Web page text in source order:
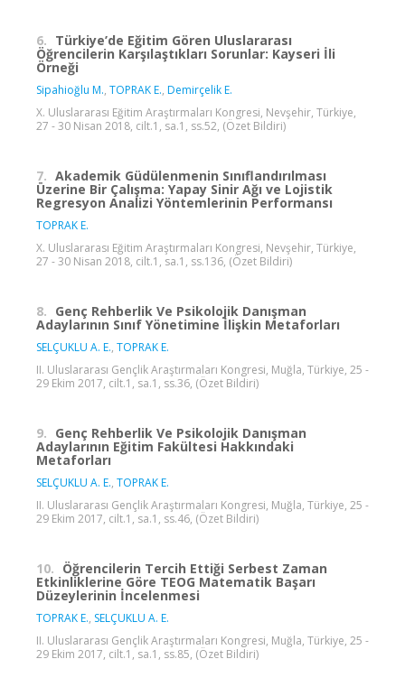
6. Türkiye’de Eğitim Gören Uluslararası
Öğrencilerin Karşılaştıkları Sorunlar: Kayseri İli
Örneği
Sipahioğlu M., TOPRAK E., Demirçelik E.
X. Uluslararası Eğitim Araştırmaları Kongresi, Nevşehir, Türkiye,
27 - 30 Nisan 2018, cilt.1, sa.1, ss.52, (Özet Bildiri)
7. Akademik Güdülenmenin Sınıflandırılması
Üzerine Bir Çalışma: Yapay Sinir Ağı ve Lojistik
Regresyon Analizi Yöntemlerinin Performansı
TOPRAK E.
X. Uluslararası Eğitim Araştırmaları Kongresi, Nevşehir, Türkiye,
27 - 30 Nisan 2018, cilt.1, sa.1, ss.136, (Özet Bildiri)
8. Genç Rehberlik Ve Psikolojik Danışman
Adaylarının Sınıf Yönetimine İlişkin Metaforları
SELÇUKLU A. E., TOPRAK E.
II. Uluslararası Gençlik Araştırmaları Kongresi, Muğla, Türkiye, 25 -
29 Ekim 2017, cilt.1, sa.1, ss.36, (Özet Bildiri)
9. Genç Rehberlik Ve Psikolojik Danışman
Adaylarının Eğitim Fakültesi Hakkındaki
Metaforları
SELÇUKLU A. E., TOPRAK E.
II. Uluslararası Gençlik Araştırmaları Kongresi, Muğla, Türkiye, 25 -
29 Ekim 2017, cilt.1, sa.1, ss.46, (Özet Bildiri)
10. Öğrencilerin Tercih Ettiği Serbest Zaman
Etkinliklerine Göre TEOG Matematik Başarı
Düzeylerinin İncelenmesi
TOPRAK E., SELÇUKLU A. E.
II. Uluslararası Gençlik Araştırmaları Kongresi, Muğla, Türkiye, 25 -
29 Ekim 2017, cilt.1, sa.1, ss.85, (Özet Bildiri)